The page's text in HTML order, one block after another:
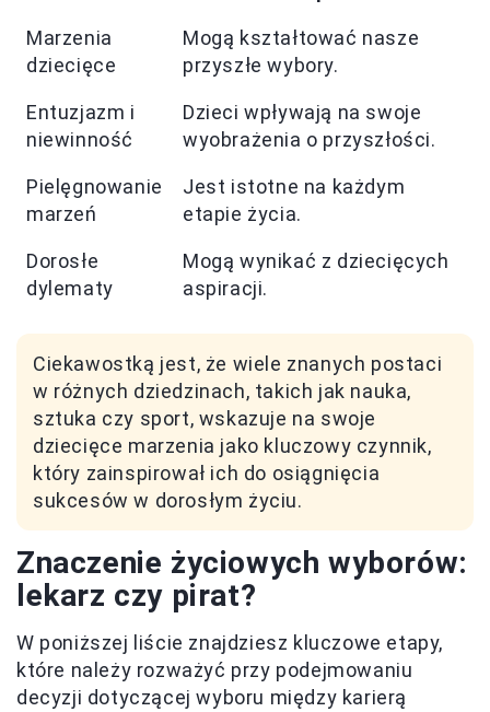
Marzenia
dziecięce
Mogą kształtować nasze
przyszłe wybory.
Entuzjazm i
niewinność
Dzieci wpływają na swoje
wyobrażenia o przyszłości.
Pielęgnowanie
marzeń
Jest istotne na każdym
etapie życia.
Dorosłe
dylematy
Mogą wynikać z dziecięcych
aspiracji.
Ciekawostką jest, że wiele znanych postaci
w różnych dziedzinach, takich jak nauka,
sztuka czy sport, wskazuje na swoje
dziecięce marzenia jako kluczowy czynnik,
który zainspirował ich do osiągnięcia
sukcesów w dorosłym życiu.
Znaczenie życiowych wyborów:
lekarz czy pirat?
W poniższej liście znajdziesz kluczowe etapy,
które należy rozważyć przy podejmowaniu
decyzji dotyczącej wyboru między karierą